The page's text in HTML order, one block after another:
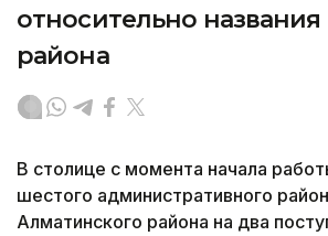
относительно названия
района
В столице с момента начала
шестого административного
Алматинского района на два